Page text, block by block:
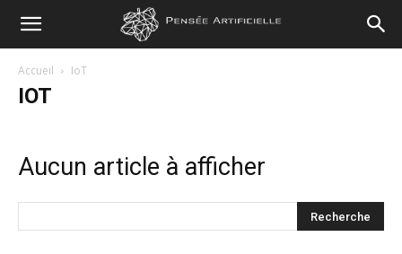
Pensée
Artificielle
Accueil IoT
IOT
Aucun article à afficher